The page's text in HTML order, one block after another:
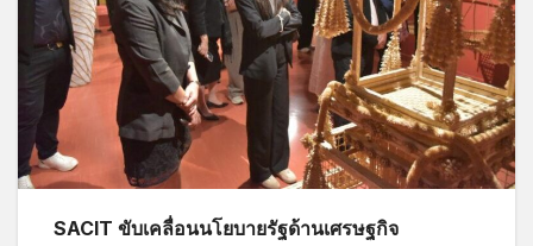
SACIT ขับเคลื่อนนโยบายรัฐด้านเศรษฐกิจ